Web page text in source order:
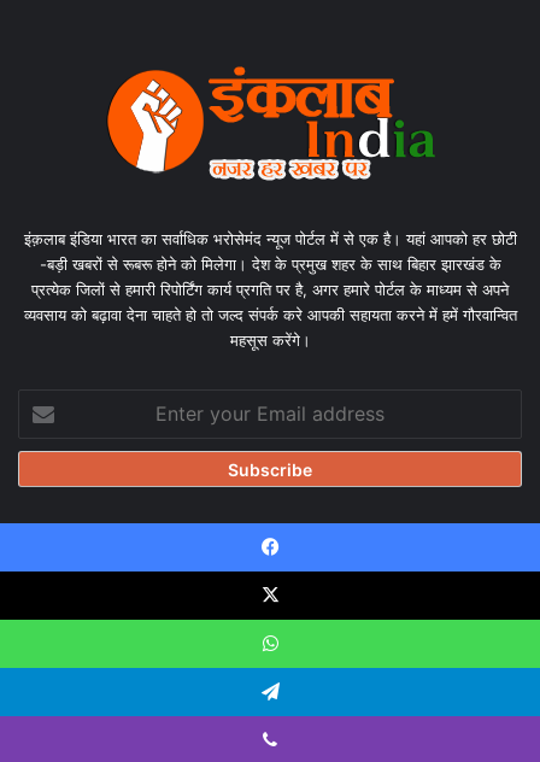
इंक़लाब इंडिया भारत का सर्वाधिक भरोसेमंद न्यूज पोर्टल में से एक है। यहां आपको हर छोटी
-बड़ी खबरों से रूबरू होने को मिलेगा। देश के प्रमुख शहर के साथ बिहार झारखंड के
प्रत्येक जिलों से हमारी रिपोर्टिंग कार्य प्रगति पर है, अगर हमारे पोर्टल के माध्यम से अपने
व्यवसाय को बढ़ावा देना चाहते हो तो जल्द संपर्क करे आपकी सहायता करने में हमें गौरवान्वित
महसूस करेंगे।
your
Email
© Copyright 2026, All Rights Reserved |
Design & Developed
Blog
Contact Us
Facebook
X
WhatsApp
Telegram